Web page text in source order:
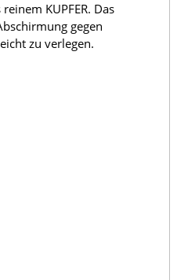
KUPFER. Das
gegen
zu verlegen.